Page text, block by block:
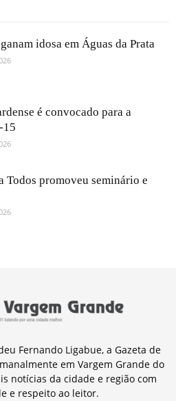
idosa em Águas da Prata
é convocado para a
15
Todos promoveu seminário e
Fernando Ligabue, a Gazeta de
em Vargem Grande do
notícias da cidade e região com
e respeito ao leitor.